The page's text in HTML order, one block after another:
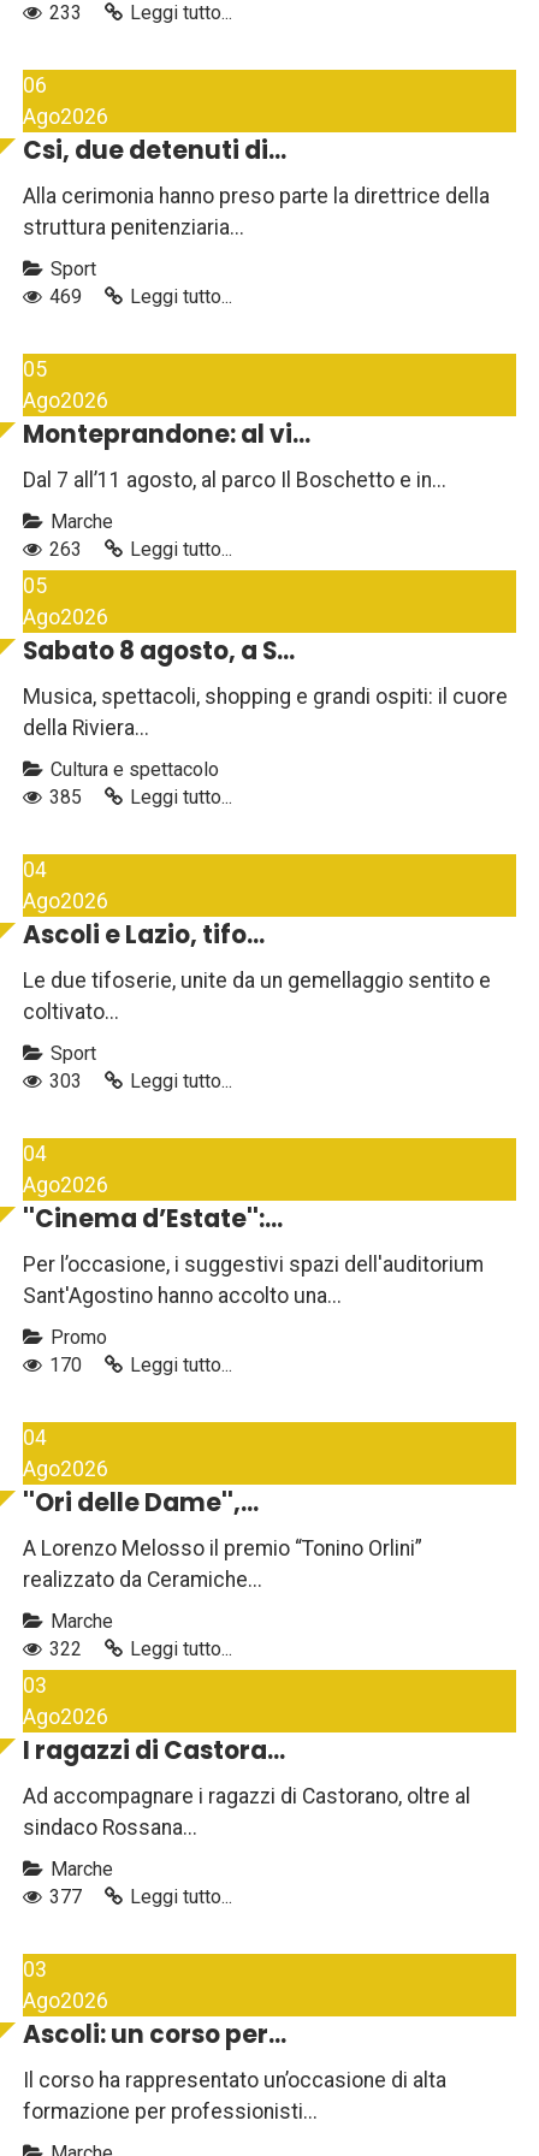
233 Leggi tutto...
06
Ago2026
Csi, due detenuti di...
Alla cerimonia hanno preso parte la direttrice della
struttura penitenziaria...
Sport
469
Leggi tutto...
05
Ago2026
Monteprandone: al vi...
Dal 7 all’11 agosto, al parco Il Boschetto e in...
Marche
263
Leggi tutto...
05
Ago2026
Sabato 8 agosto, a S...
Musica, spettacoli, shopping e grandi ospiti: il cuore
della Riviera...
Cultura e spettacolo
385
Leggi tutto...
04
Ago2026
Ascoli e Lazio, tifo...
Le due tifoserie, unite da un gemellaggio sentito e
coltivato...
Sport
303
Leggi tutto...
04
Ago2026
''Cinema d’Estate'':...
Per l’occasione, i suggestivi spazi dell'auditorium
Sant'Agostino hanno accolto una...
Promo
170
Leggi tutto...
04
Ago2026
''Ori delle Dame'',...
A Lorenzo Melosso il premio “Tonino Orlini”
realizzato da Ceramiche...
Marche
322
Leggi tutto...
03
Ago2026
I ragazzi di Castora...
Ad accompagnare i ragazzi di Castorano, oltre al
sindaco Rossana...
Marche
377
Leggi tutto...
03
Ago2026
Ascoli: un corso per...
Il corso ha rappresentato un’occasione di alta
formazione per professionisti...